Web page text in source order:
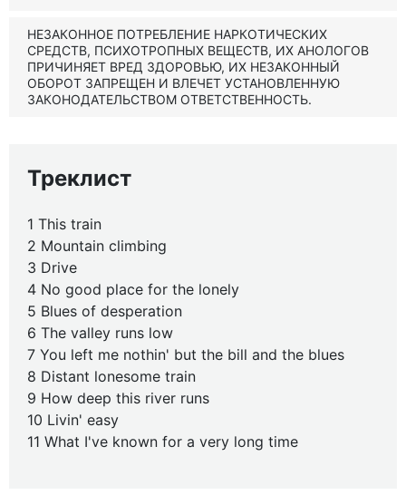
НЕЗАКОННОЕ ПОТРЕБЛЕНИЕ НАРКОТИЧЕСКИХ
СРЕДСТВ, ПСИХОТРОПНЫХ ВЕЩЕСТВ, ИХ АНОЛОГОВ
ПРИЧИНЯЕТ ВРЕД ЗДОРОВЬЮ, ИХ НЕЗАКОННЫЙ
ОБОРОТ ЗАПРЕЩЕН И ВЛЕЧЕТ УСТАНОВЛЕННУЮ
ЗАКОНОДАТЕЛЬСТВОМ ОТВЕТСТВЕННОСТЬ.
Треклист
1 This train
2 Mountain climbing
3 Drive
4 No good place for the lonely
5 Blues of desperation
6 The valley runs low
7 You left me nothin' but the bill and the blues
8 Distant lonesome train
9 How deep this river runs
10 Livin' easy
11 What I've known for a very long time